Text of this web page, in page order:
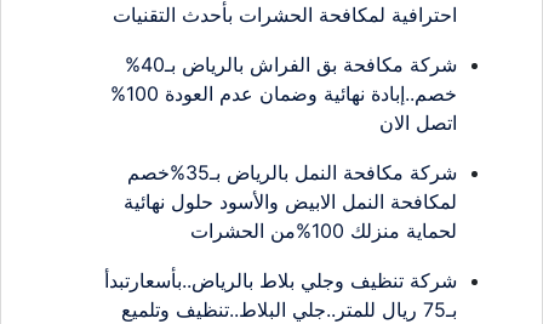
احترافية لمكافحة الحشرات بأحدث التقنيات
شركة مكافحة بق الفراش بالرياض بـ40%
خصم..إبادة نهائية وضمان عدم العودة 100%
اتصل الان
شركة مكافحة النمل بالرياض بـ35%خصم
لمكافحة النمل الابيض والأسود حلول نهائية
لحماية منزلك 100%من الحشرات
شركة تنظيف وجلي بلاط بالرياض..بأسعارتبدأ
بـ75 ريال للمتر..جلي البلاط..تنظيف وتلميع